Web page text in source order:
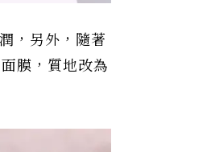
，另外，隨著
膜，質地改為